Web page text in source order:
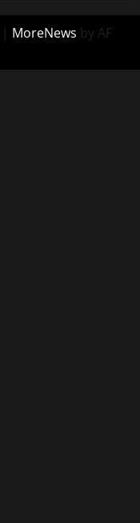
| MoreNews by AF